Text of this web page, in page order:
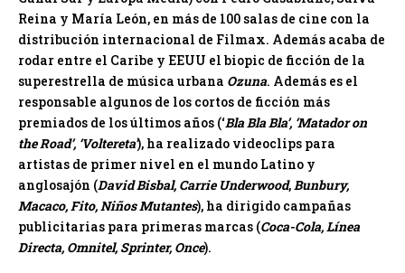
Reina y María León, en más de 100 salas de cine con la
distribución internacional de Filmax. Además acaba de
rodar entre el Caribe y EEUU el biopic de ficción de la
superestrella de música urbana Ozuna. Además es el
responsable algunos de los cortos de ficción más
premiados de los últimos años (‘Bla Bla Bla’, ‘Matador on
the Road’, ‘Voltereta’), ha realizado videoclips para
artistas de primer nivel en el mundo Latino y
anglosajón (David Bisbal, Carrie Underwood,Bunbury,
Macaco, Fito, Niños Mutantes), ha dirigido campañas
publicitarias para primeras marcas (Coca-Cola, Línea
Directa, Omnitel, Sprinter, Once).